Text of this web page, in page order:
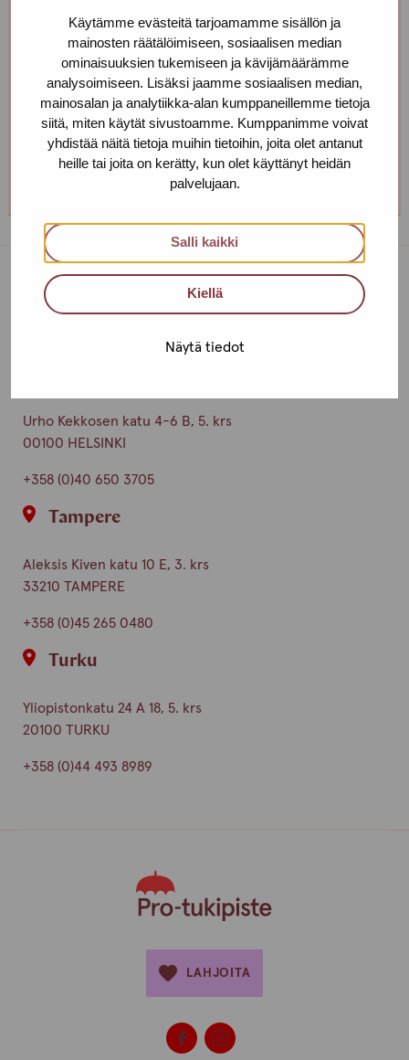
Käytämme evästeitä tarjoamamme sisällön ja
mainosten räätälöimiseen, sosiaalisen median
ominaisuuksien tukemiseen ja kävijämäärämme
analysoimiseen. Lisäksi jaamme sosiaalisen median,
mainosalan ja analytiikka-alan kumppaneillemme tietoja
siitä, miten käytät sivustoamme. Kumppanimme voivat
yhdistää näitä tietoja muihin tietoihin, joita olet antanut
heille tai joita on kerätty, kun olet käyttänyt heidän
palvelujaan.
Salli kaikki
Kiellä
Näytä tiedot
Toimipiste: Helsinki
Terveydenhoitaja, seksuaalineuvoja
+358 40 709 0579
maire.henno(at)protukipiste.fi
Henkilön
finnish
Henkilön
english
Henkilön
estonia
Henkilön
russian
Toimipisteet
Urho Kekkosen katu 4-6 B, 5. krs
00100 HELSINKI
+358 (0)40 650 3705
Tampere
Aleksis Kiven katu 10 E, 3. krs
33210 TAMPERE
+358 (0)45 265 0480
Turku
Yliopistonkatu 24 A 18, 5. krs
20100 TURKU
+358 (0)44 493 8989
LAHJOITA